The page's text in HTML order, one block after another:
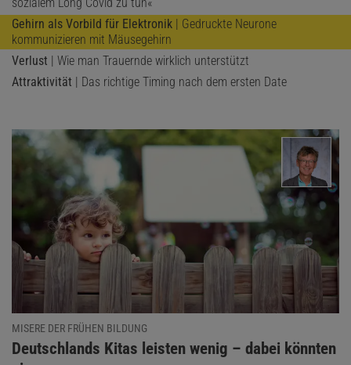
Gehirn als Vorbild für Elektronik | Gedruckte Neurone
kommunizieren mit Mäusegehirn
Verlust | Wie man Trauernde wirklich unterstützt
Attraktivität | Das richtige Timing nach dem ersten Date
MISERE DER FRÜHEN BILDUNG
:
Deutschlands Kitas leisten wenig – dabei könnten